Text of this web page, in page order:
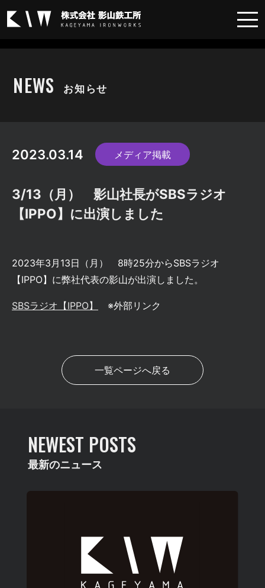
NEWS お知らせ
2023.03.14 メディア掲載
3/13（月） 影山社長がSBSラジオ
【IPPO】に出演しました
2023年3月13日（月） 8時25分からSBSラジオ
【IPPO】に弊社代表の影山が出演しました。
SBSラジオ【IPPO】 ※外部リンク
一覧ページへ戻る
NEWEST POSTS
最新のニュース